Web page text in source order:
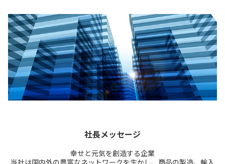
社長メッセージ
幸せと元気を創造する企業